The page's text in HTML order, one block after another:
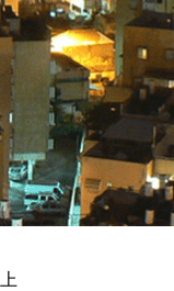
音量是工作站的十
一小時內就能開始使